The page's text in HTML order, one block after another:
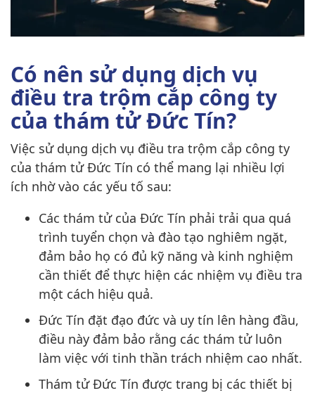
Có nên sử dụng dịch vụ
điều tra trộm cắp công ty
của thám tử Đức Tín?
Việc sử dụng dịch vụ điều tra trộm cắp công ty
của thám tử Đức Tín có thể mang lại nhiều lợi
ích nhờ vào các yếu tố sau:
Các thám tử của Đức Tín phải trải qua quá
trình tuyển chọn và đào tạo nghiêm ngặt,
đảm bảo họ có đủ kỹ năng và kinh nghiệm
cần thiết để thực hiện các nhiệm vụ điều tra
một cách hiệu quả.
Đức Tín đặt đạo đức và uy tín lên hàng đầu,
điều này đảm bảo rằng các thám tử luôn
làm việc với tinh thần trách nhiệm cao nhất.
Thám tử Đức Tín được trang bị các thiết bị